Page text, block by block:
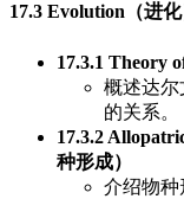
17.3 Evolution（进化
17.3.1 Theory
概述达尔
的关系。
17.3.2
种形成）
介绍物种